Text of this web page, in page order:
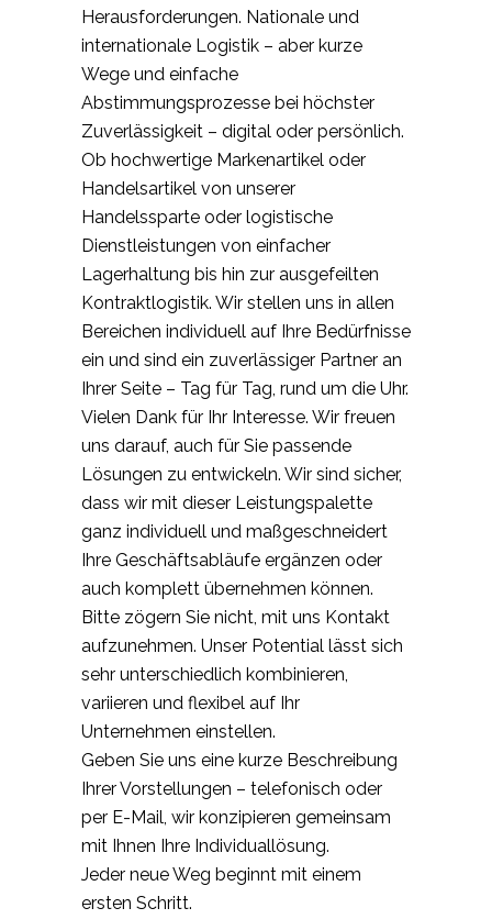
Herausforderungen. Nationale und
internationale Logistik – aber kurze
Wege und einfache
Abstimmungsprozesse bei höchster
Zuverlässigkeit – digital oder persönlich.
Ob hochwertige Markenartikel oder
Handelsartikel von unserer
Handelssparte oder logistische
Dienstleistungen von einfacher
Lagerhaltung bis hin zur ausgefeilten
Kontraktlogistik. Wir stellen uns in allen
Bereichen individuell auf Ihre Bedürfnisse
ein und sind ein zuverlässiger Partner an
Ihrer Seite – Tag für Tag, rund um die Uhr.
Vielen Dank für Ihr Interesse. Wir freuen
uns darauf, auch für Sie passende
Lösungen zu entwickeln. Wir sind sicher,
dass wir mit dieser Leistungspalette
ganz individuell und maßgeschneidert
Ihre Geschäftsabläufe ergänzen oder
auch komplett übernehmen können.
Bitte zögern Sie nicht, mit uns Kontakt
aufzunehmen. Unser Potential lässt sich
sehr unterschiedlich kombinieren,
variieren und flexibel auf Ihr
Unternehmen einstellen.
Geben Sie uns eine kurze Beschreibung
Ihrer Vorstellungen – telefonisch oder
per E-Mail, wir konzipieren gemeinsam
mit Ihnen Ihre Individuallösung.
Jeder neue Weg beginnt mit einem
ersten Schritt.